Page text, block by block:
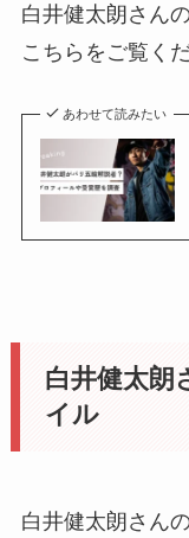
白井健太朗さん
こちらをご覧く
あわせて読みたい
白井健太朗
イル
白井健太朗さん